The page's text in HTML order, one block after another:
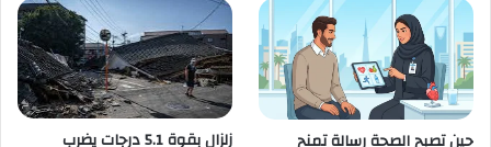
حين تصبح الصحة رسالة تمنح
زلزال بقوة 5.1 درجات يضرب